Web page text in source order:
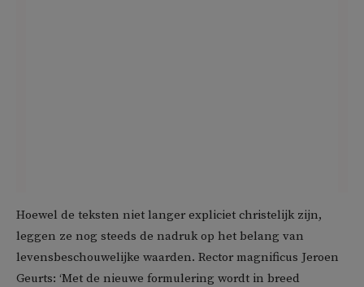
Hoewel de teksten niet langer expliciet christelijk zijn,
leggen ze nog steeds de nadruk op het belang van
levensbeschouwelijke waarden. Rector magnificus Jeroen
Geurts: ‘Met de nieuwe formulering wordt in breed